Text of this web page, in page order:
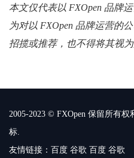
本文仅代表以 FXOpen 品牌
为对以 FXOpen 品牌运营的
招揽或推荐，也不得将其视为
2005-2023 © FXOpen 保留所有
标.
友情链接： 百度 谷歌 百度 谷歌